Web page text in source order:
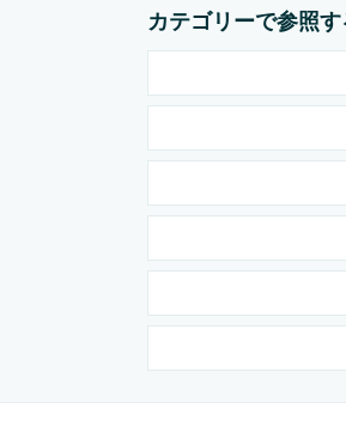
カテゴリーで参照す